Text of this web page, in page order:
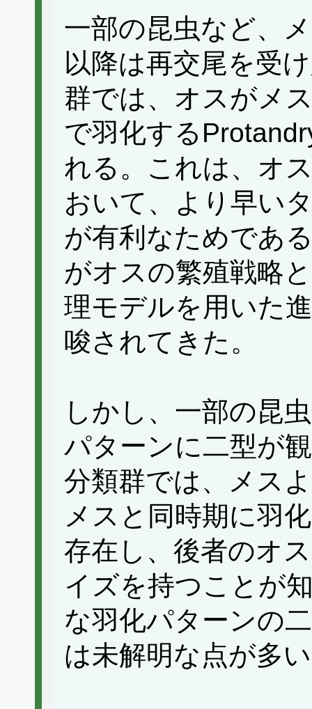
一部の昆虫など、
以降は再交尾を受
群では、オスがメ
で羽化する
れる。これは、オ
おいて、より早い
が有利なためであ
がオスの繁殖戦略
理モデルを用いた
唆されてきた。
しかし、一部の昆
パターンに二型が
分類群では、メス
メスと同時期に羽
存在し、後者のオ
イズを持つことが
な羽化パターンの
は未解明な点が多